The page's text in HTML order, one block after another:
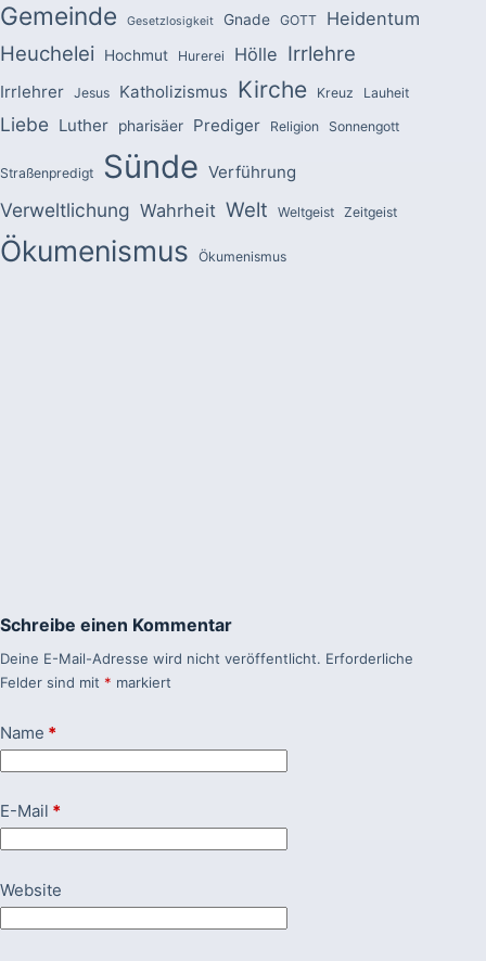
Gemeinde Gesetzlosigkeit Gnade GOTT Heidentum
Heuchelei Hochmut Hurerei Hölle Irrlehre
Irrlehrer Jesus Katholizismus Kirche Kreuz Lauheit
Liebe Luther pharisäer Prediger Religion Sonnengott
Straßenpredigt Sünde Verführung
Verweltlichung Wahrheit Welt Weltgeist Zeitgeist
Ökumenismus Ökumenismus
Schreibe einen Kommentar
Deine E-Mail-Adresse wird nicht veröffentlicht. Erforderliche
Felder sind mit * markiert
Name *
E-Mail *
Website